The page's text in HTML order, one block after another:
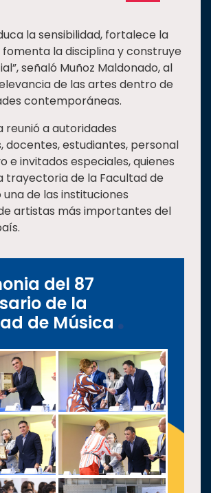
la sensibilidad, fortalece la
la disciplina y construye
señaló Muñoz Maldonado, al
de las artes dentro de
contemporáneas.
reunió a autoridades
docentes, estudiantes, personal
e invitados especiales, quienes
trayectoria de la Facultad de
de las instituciones
artistas más importantes del
del 87
de la
de Música